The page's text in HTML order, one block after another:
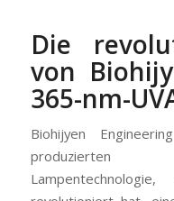
Die
von
365-nm-
Biohijyen
produzierten